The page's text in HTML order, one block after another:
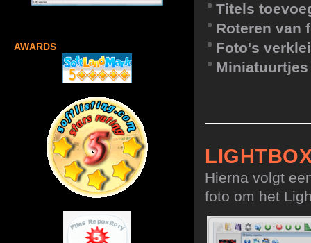
AWARDS
Titels
Roteren van
Foto's
Hierna volgt
foto om het